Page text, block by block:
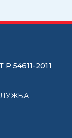
Р 54611-2011